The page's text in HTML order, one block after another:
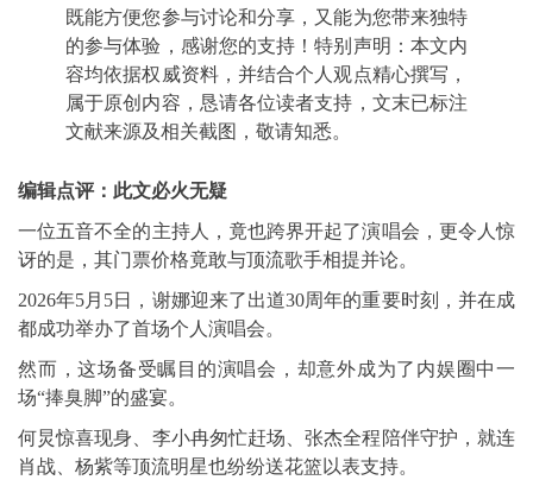
既能方便您参与讨论和分享，又能为您带来独特
的参与体验，感谢您的支持！特别声明：本文内
容均依据权威资料，并结合个人观点精心撰写，
属于原创内容，恳请各位读者支持，文末已标注
文献来源及相关截图，敬请知悉。
编辑点评：此文必火无疑
一位五音不全的主持人，竟也跨界开起了演唱会，更令人惊
讶的是，其门票价格竟敢与顶流歌手相提并论。
2026年5月5日，谢娜迎来了出道30周年的重要时刻，并在成
都成功举办了首场个人演唱会。
然而，这场备受瞩目的演唱会，却意外成为了内娱圈中一
场“捧臭脚”的盛宴。
何炅惊喜现身、 李小冉匆忙赶场、张杰全程陪伴守护，就连
肖战、杨紫等顶流明星也纷纷送花篮以表支持。